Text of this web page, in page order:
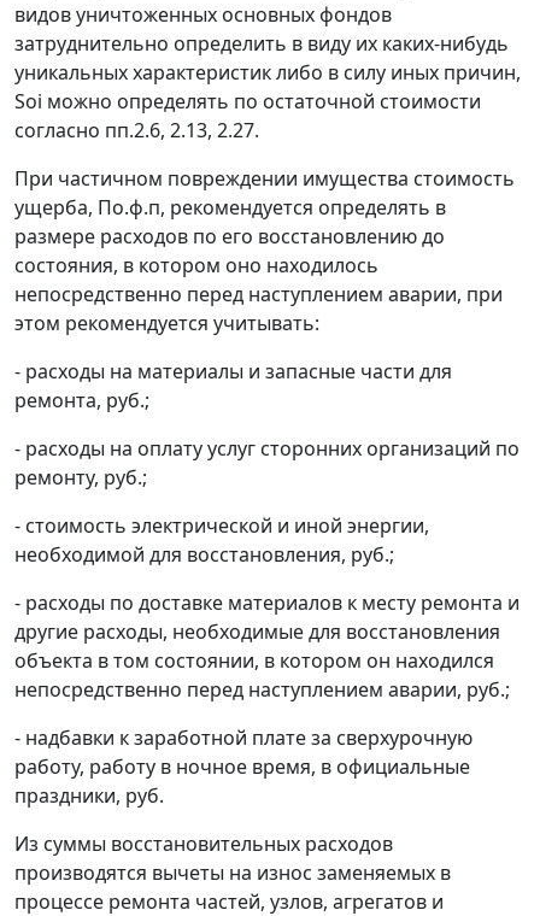
видов уничтоженных основных фондов
затруднительно определить в виду их каких-нибудь
уникальных характеристик либо в силу иных причин,
Soi можно определять по остаточной стоимости
согласно пп.2.6, 2.13, 2.27.
При частичном повреждении имущества стоимость
ущерба, По.ф.п, рекомендуется определять в
размере расходов по его восстановлению до
состояния, в котором оно находилось
непосредственно перед наступлением аварии, при
этом рекомендуется учитывать:
- расходы на материалы и запасные части для
ремонта, руб.;
- расходы на оплату услуг сторонних организаций по
ремонту, руб.;
- стоимость электрической и иной энергии,
необходимой для восстановления, руб.;
- расходы по доставке материалов к месту ремонта и
другие расходы, необходимые для восстановления
объекта в том состоянии, в котором он находился
непосредственно перед наступлением аварии, руб.;
- надбавки к заработной плате за сверхурочную
работу, работу в ночное время, в официальные
праздники, руб.
Из суммы восстановительных расходов
производятся вычеты на износ заменяемых в
процессе ремонта частей, узлов, агрегатов и